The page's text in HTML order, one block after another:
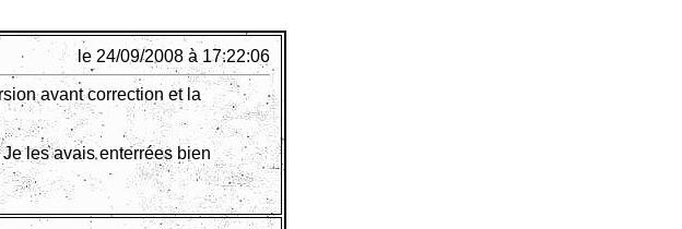
le 24/09/2008 à 17:22:06
avant correction et la
les avais enterrées bien